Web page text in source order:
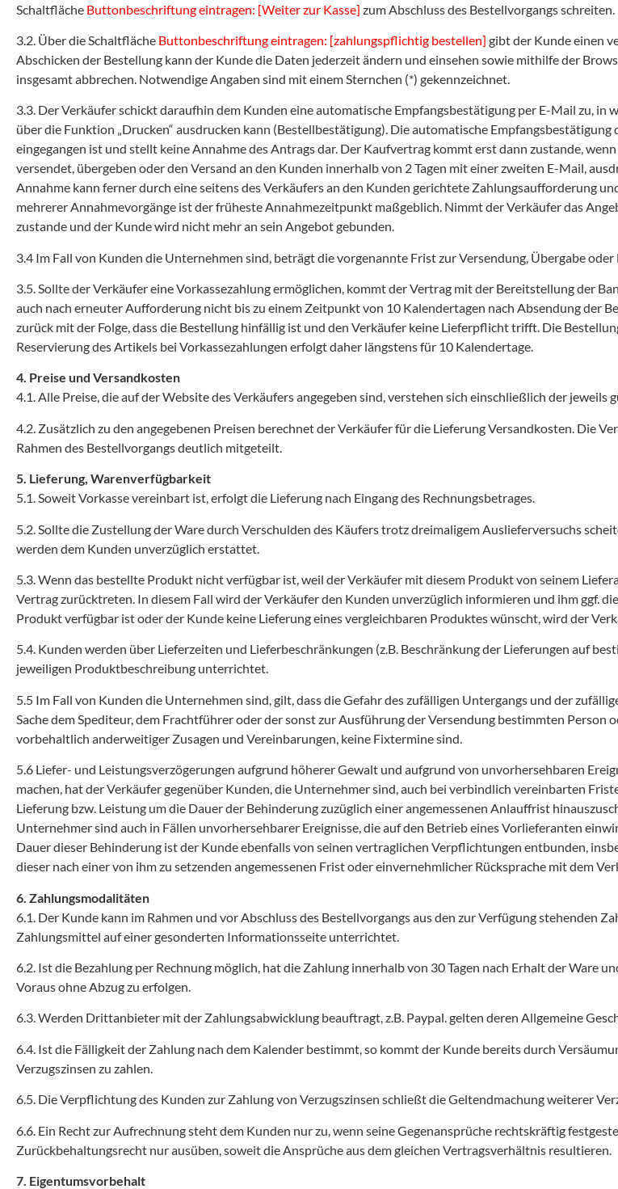
Schaltfläche Buttonbeschriftung eintragen: [Weiter zur Kasse] zum Abschluss des Bestellvorgangs schreiten.
3.2. Über die Schaltfläche Buttonbeschriftung eintragen: [zahlungspflichtig bestellen] gibt der Kunde einen
Abschicken der Bestellung kann der Kunde die Daten jederzeit ändern und einsehen sowie mithilfe der
insgesamt abbrechen. Notwendige Angaben sind mit einem Sternchen (*) gekennzeichnet.
3.3. Der Verkäufer schickt daraufhin dem Kunden eine automatische Empfangsbestätigung per E-Mail zu,
über die Funktion „Drucken“ ausdrucken kann (Bestellbestätigung). Die automatische
eingegangen ist und stellt keine Annahme des Antrags dar. Der Kaufvertrag kommt erst dann zustande,
versendet, übergeben oder den Versand an den Kunden innerhalb von 2 Tagen mit einer zweiten E-Mail,
Annahme kann ferner durch eine seitens des Verkäufers an den Kunden gerichtete Zahlungsaufforderung
mehrerer Annahmevorgänge ist der früheste Annahmezeitpunkt maßgeblich. Nimmt der Verkäufer das
zustande und der Kunde wird nicht mehr an sein Angebot gebunden.
3.4 Im Fall von Kunden die Unternehmen sind, beträgt die vorgenannte Frist zur Versendung, Übergabe
3.5. Sollte der Verkäufer eine Vorkassezahlung ermöglichen, kommt der Vertrag mit der Bereitstellung der
auch nach erneuter Aufforderung nicht bis zu einem Zeitpunkt von 10 Kalendertagen nach Absendung der
zurück mit der Folge, dass die Bestellung hinfällig ist und den Verkäufer keine Lieferpflicht trifft. Die
Reservierung des Artikels bei Vorkassezahlungen erfolgt daher längstens für 10 Kalendertage.
4. Preise und Versandkosten
4.1. Alle Preise, die auf der Website des Verkäufers angegeben sind, verstehen sich einschließlich der jeweils
4.2. Zusätzlich zu den angegebenen Preisen berechnet der Verkäufer für die Lieferung Versandkosten. Die
Rahmen des Bestellvorgangs deutlich mitgeteilt.
5. Lieferung, Warenverfügbarkeit
5.1. Soweit Vorkasse vereinbart ist, erfolgt die Lieferung nach Eingang des Rechnungsbetrages.
5.2. Sollte die Zustellung der Ware durch Verschulden des Käufers trotz dreimaligem Auslieferversuchs
werden dem Kunden unverzüglich erstattet.
5.3. Wenn das bestellte Produkt nicht verfügbar ist, weil der Verkäufer mit diesem Produkt von seinem
Vertrag zurücktreten. In diesem Fall wird der Verkäufer den Kunden unverzüglich informieren und ihm ggf.
Produkt verfügbar ist oder der Kunde keine Lieferung eines vergleichbaren Produktes wünscht, wird der
5.4. Kunden werden über Lieferzeiten und Lieferbeschränkungen (z.B. Beschränkung der Lieferungen auf
jeweiligen Produktbeschreibung unterrichtet.
5.5 Im Fall von Kunden die Unternehmen sind, gilt, dass die Gefahr des zufälligen Untergangs und der
Sache dem Spediteur, dem Frachtführer oder der sonst zur Ausführung der Versendung bestimmten
vorbehaltlich anderweitiger Zusagen und Vereinbarungen, keine Fixtermine sind.
5.6 Liefer- und Leistungsverzögerungen aufgrund höherer Gewalt und aufgrund von unvorhersehbaren
machen, hat der Verkäufer gegenüber Kunden, die Unternehmer sind, auch bei verbindlich vereinbarten
Lieferung bzw. Leistung um die Dauer der Behinderung zuzüglich einer angemessenen Anlauffrist
Unternehmer sind auch in Fällen unvorhersehbarer Ereignisse, die auf den Betrieb eines Vorlieferanten
Dauer dieser Behinderung ist der Kunde ebenfalls von seinen vertraglichen Verpflichtungen entbunden,
dieser nach einer von ihm zu setzenden angemessenen Frist oder einvernehmlicher Rücksprache mit dem
6. Zahlungsmodalitäten
6.1. Der Kunde kann im Rahmen und vor Abschluss des Bestellvorgangs aus den zur Verfügung stehenden
Zahlungsmittel auf einer gesonderten Informationsseite unterrichtet.
6.2. Ist die Bezahlung per Rechnung möglich, hat die Zahlung innerhalb von 30 Tagen nach Erhalt der Ware
Voraus ohne Abzug zu erfolgen.
6.3. Werden Drittanbieter mit der Zahlungsabwicklung beauftragt, z.B. Paypal. gelten deren Allgemeine
6.4. Ist die Fälligkeit der Zahlung nach dem Kalender bestimmt, so kommt der Kunde bereits durch
Verzugszinsen zu zahlen.
6.5. Die Verpflichtung des Kunden zur Zahlung von Verzugszinsen schließt die Geltendmachung weiterer
6.6. Ein Recht zur Aufrechnung steht dem Kunden nur zu, wenn seine Gegenansprüche rechtskräftig
Zurückbehaltungsrecht nur ausüben, soweit die Ansprüche aus dem gleichen Vertragsverhältnis resultieren.
7. Eigentumsvorbehalt